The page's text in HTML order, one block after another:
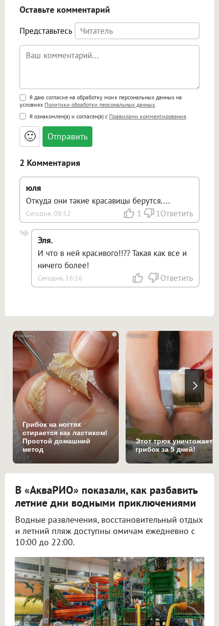
Оставьте комментарий
Представьтесь
Поддержка HTML
<b>, <strong>, <u>, <i>, <em>, <s>, <big>,
<small>, <sup>, <sub>, <pre>, <ul>, <ol>, <li>,
<blockquote>, <code> экранирует HTML,
адреса URL автоматически становятся
ссылками, и [img]адрес[/img] будет
Я даю согласие на обработку моих персональных данных на
условиях Политики обработки персональных данных
Я ознакомлен(а) и согласен(а) с Правилами комментирования
🙂
2 Комментария
юля
Откуда они такие красавицы берутся....
Сегодня, 08:52 1 1Ответить
Эля.
И что в ней красивого!!?? Такая как все и
ничего более!
Сегодня, 16:16 Ответить
i
Грибок на ногтях
стирается как ластиком!
Простой домашний
метод
Этот трюк уничтожает
грибок за 5 дней!
В «АкваРИО» показали, как разбавить
летние дни водными приключениями
Водные развлечения, восстановительный отдых
и летний пляж доступны омичам ежедневно с
10:00 до 22:00.